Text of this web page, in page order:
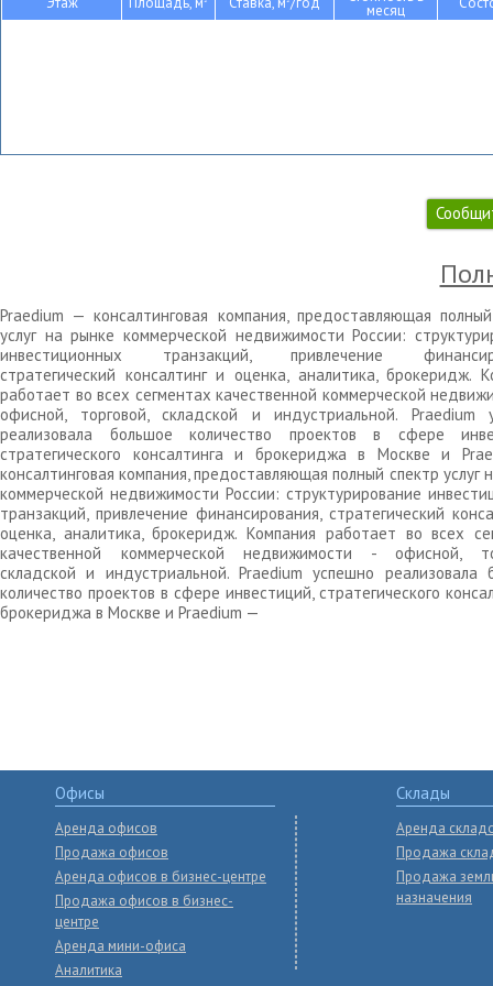
месяц
Praedium — консалтинговая компания, предоставляющая
услуг на рынке коммерческой недвижимости России:
инвестиционных транзакций, привлечение
стратегический консалтинг и оценка, аналитика, брокеридж.
работает во всех сегментах качественной коммерческой
офисной, торговой, складской и индустриальной. Praedium
реализовала большое количество проектов в сфере
стратегического консалтинга и брокериджа в Москве и
консалтинговая компания, предоставляющая полный спектр услуг
коммерческой недвижимости России: структурирование
транзакций, привлечение финансирования, стратегический
оценка, аналитика, брокеридж. Компания работает во всех
качественной коммерческой недвижимости - офисной,
складской и индустриальной. Praedium успешно реализовала
количество проектов в сфере инвестиций, стратегического
брокериджа в Москве и Praedium —
Офисы
Аренда офисов
Продажа офисов
Аренда офисов в бизнес-центре
Продажа офисов в бизнес-
центре
Аренда мини-офиса
Аналитика
Склады
Аренда
Продажа
Продажа
назначения